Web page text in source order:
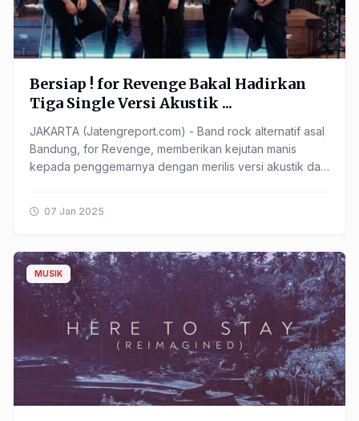
Bersiap ! for Revenge Bakal Hadirkan
Tiga Single Versi Akustik ...
JAKARTA (Jatengreport.com) - Band rock alternatif asal
Bandung, for Revenge, memberikan kejutan manis
kepada penggemarnya dengan merilis versi akustik dari
07 Jan 2025
MUSIK